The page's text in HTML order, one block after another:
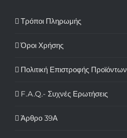
Τρόποι Πληρωμής
Όροι Χρήσης
Πολιτική Επιστροφής Προϊόντων
F.A.Q.- Συχνές Ερωτήσεις
Άρθρο 39Α